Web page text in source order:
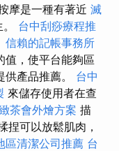
摩是一種有著近 滅
台中刮痧療程推
信賴的記帳事務所
值，使平台能夠區
產品推薦。 台中
來儲存使用者在查
茶會外燴方案 描
可以放鬆肌肉，
區清潔公司推薦 台